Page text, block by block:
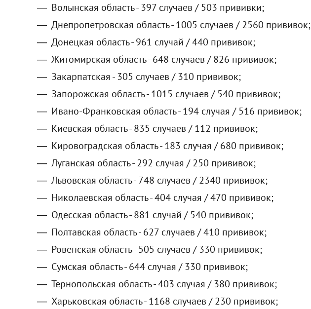
Волынская область - 397 случаев / 503 прививки;
Днепропетровская область - 1005 случаев / 2560 прививок;
Донецкая область - 961 случай / 440 прививок;
Житомирская область - 648 случаев / 826 прививок;
Закарпатская - 305 случаев / 310 прививок;
Запорожская область - 1015 случаев / 540 прививок;
Ивано-Франковская область - 194 случая / 516 прививок;
Киевская область - 835 случаев / 112 прививок;
Кировоградская область - 183 случая / 680 прививок;
Луганская область - 292 случая / 250 прививок;
Львовская область - 748 случаев / 2340 прививок;
Николаевская область - 404 случая / 470 прививок;
Одесская область - 881 случай / 540 прививок;
Полтавская область - 627 случаев / 410 прививок;
Ровенская область - 505 случаев / 330 прививок;
Сумская область - 644 случая / 330 прививок;
Тернопольская область - 403 случая / 380 прививок;
Харьковская область - 1168 случаев / 230 прививок;